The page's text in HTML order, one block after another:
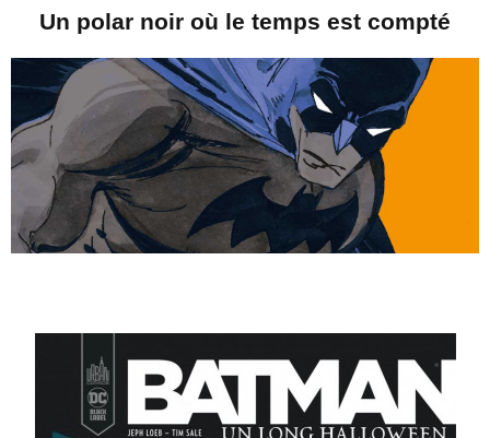
Un polar noir où le temps est compté